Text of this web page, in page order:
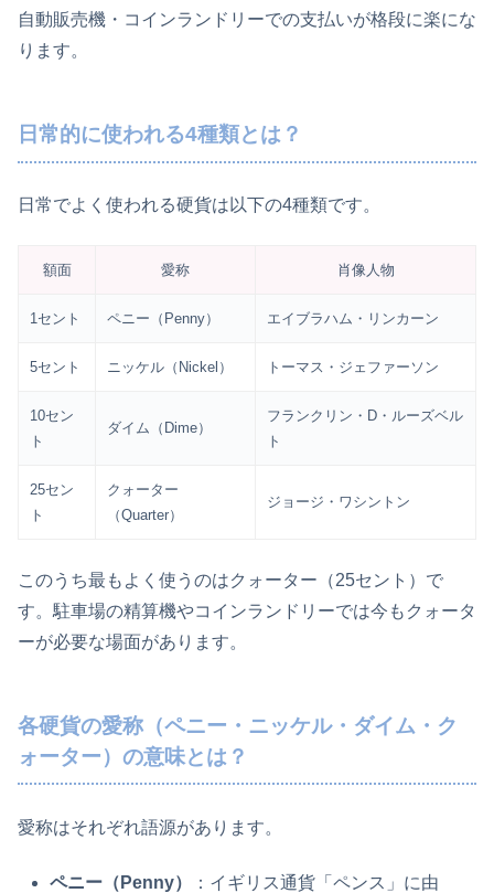
自動販売機・コインランドリーでの支払いが格段に楽にな
ります。
日常的に使われる4種類とは？
日常でよく使われる硬貨は以下の4種類です。
額面 愛称 肖像人物
1セント ペニー（Penny） エイブラハム・リンカーン
5セント ニッケル（Nickel） トーマス・ジェファーソン
10セン
ト
ダイム（Dime）
フランクリン・D・ルーズベル
ト
25セン
ト
クォーター
（Quarter）
ジョージ・ワシントン
このうち最もよく使うのはクォーター（25セント）で
す。駐車場の精算機やコインランドリーでは今もクォータ
ーが必要な場面があります。
各硬貨の愛称（ペニー・ニッケル・ダイム・ク
ォーター）の意味とは？
愛称はそれぞれ語源があります。
ペニー（Penny）
：イギリス通貨「ペンス」に由